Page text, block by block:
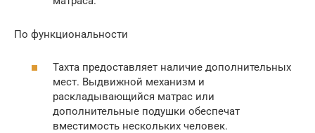
По функциональности
Тахта предоставляет наличие дополнительных
мест. Выдвижной механизм и
раскладывающийся матрас или
дополнительные подушки обеспечат
вместимость нескольких человек.